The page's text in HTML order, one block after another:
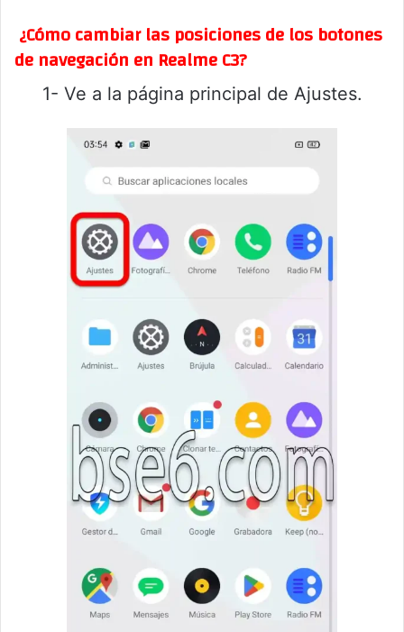
¿Cómo cambiar las posiciones de los botones
de navegación en Realme C3?
1- Ve a la página principal de Ajustes.